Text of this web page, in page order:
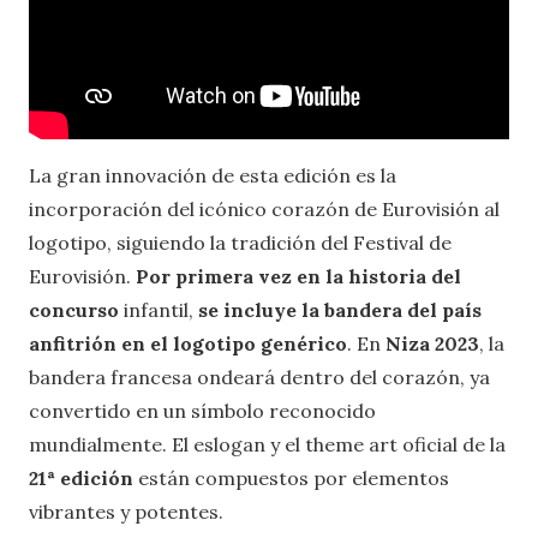
La gran innovación de esta edición es la
incorporación del icónico corazón de Eurovisión al
logotipo, siguiendo la tradición del Festival de
Eurovisión. Por primera vez en la historia del
concurso infantil, se incluye la bandera del país
anfitrión en el logotipo genérico. En Niza 2023, la
bandera francesa ondeará dentro del corazón, ya
convertido en un símbolo reconocido
mundialmente. El eslogan y el theme art oficial de la
21ª edición están compuestos por elementos
vibrantes y potentes.